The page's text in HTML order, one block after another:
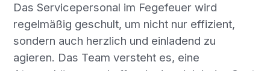
Das Servicepersonal im Fegefeuer wird
regelmäßig geschult, um nicht nur effizient,
sondern auch herzlich und einladend zu
agieren. Das Team versteht es, eine